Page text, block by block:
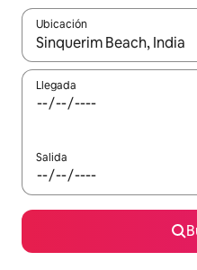
Ubicación
Cuando los resultados
Llegada
Salida